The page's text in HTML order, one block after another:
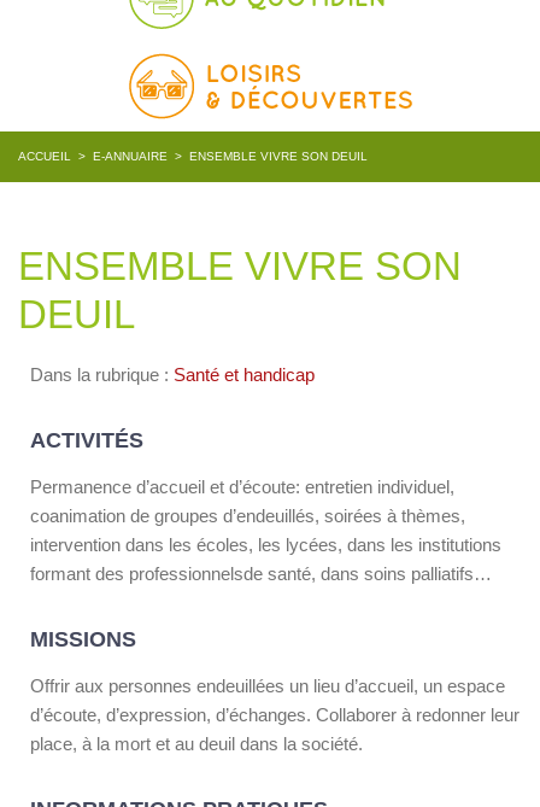
ACCUEIL > E-ANNUAIRE > ENSEMBLE VIVRE SON DEUIL
ENSEMBLE VIVRE SON
DEUIL
Dans la rubrique : Santé et handicap
ACTIVITÉS
Permanence d’accueil et d’écoute: entretien individuel,
coanimation de groupes d’endeuillés, soirées à thèmes,
intervention dans les écoles, les lycées, dans les institutions
formant des professionnelsde santé, dans soins palliatifs…
MISSIONS
Offrir aux personnes endeuillées un lieu d’accueil, un espace
d’écoute, d’expression, d’échanges. Collaborer à redonner leur
place, à la mort et au deuil dans la société.